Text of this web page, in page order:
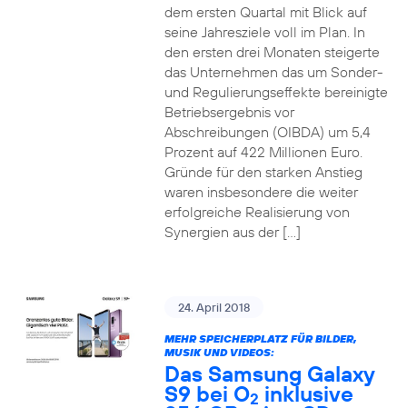
dem ersten Quartal mit Blick auf
seine Jahresziele voll im Plan. In
den ersten drei Monaten steigerte
das Unternehmen das um Sonder-
und Regulierungseffekte bereinigte
Betriebsergebnis vor
Abschreibungen (OIBDA) um 5,4
Prozent auf 422 Millionen Euro.
Gründe für den starken Anstieg
waren insbesondere die weiter
erfolgreiche Realisierung von
Synergien aus der […]
24. April 2018
MEHR SPEICHERPLATZ FÜR BILDER,
MUSIK UND VIDEOS:
Das Samsung Galaxy
S9 bei O2 inklusive